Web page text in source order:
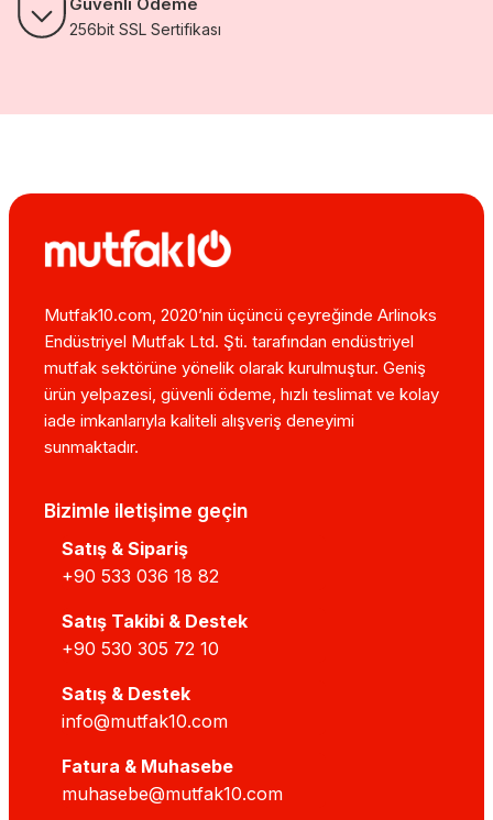
256bit SSL Sertifikası
Mutfak10.com, 2020’nin üçüncü çeyreğinde Arlinoks
Endüstriyel Mutfak Ltd. Şti. tarafından endüstriyel
mutfak sektörüne yönelik olarak kurulmuştur. Geniş
ürün yelpazesi, güvenli ödeme, hızlı teslimat ve kolay
iade imkanlarıyla kaliteli alışveriş deneyimi
sunmaktadır.
Bizimle iletişime geçin
Satış & Sipariş
+90 533 036 18 82
Satış Takibi & Destek
+90 530 305 72 10
Satış & Destek
info@mutfak10.com
Fatura & Muhasebe
muhasebe@mutfak10.com